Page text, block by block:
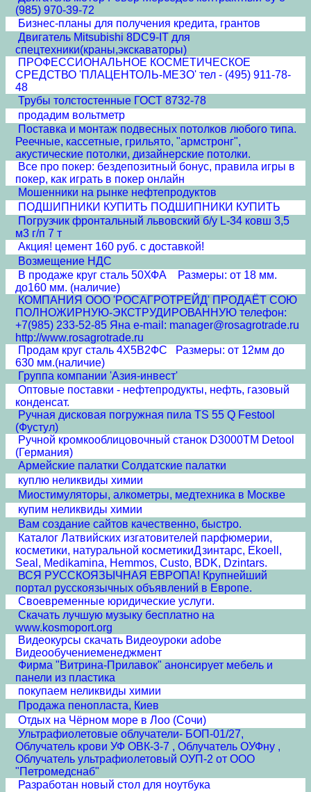
(985) 970-39-72
Бизнес-планы для получения кредита, грантов
Двигатель Mitsubishi 8DC9-IT для
спецтехники(краны,экскаваторы)
ПРОФЕССИОНАЛЬНОЕ КОСМЕТИЧЕСКОЕ
СРЕДСТВО 'ПЛАЦЕНТОЛЬ-МЕЗО' тел - (495) 911-78-
48
Трубы толстостенные ГОСТ 8732-78
продадим вольтметр
Поставка и монтаж подвесных потолков любого типа.
Реечные, кассетные, грильято, "армстронг",
акустические потолки, дизайнерские потолки.
Все про покер: бездепозитный бонус, правила игры в
покер, как играть в покер онлайн
Мошенники на рынке нефтепродуктов
ПОДШИПНИКИ КУПИТЬ ПОДШИПНИКИ КУПИТЬ
Погрузчик фронтальный львовский б/у L-34 ковш 3,5
м3 г/п 7 т
Акция! цемент 160 руб. с доставкой!
Возмещение НДС
В продаже круг сталь 50ХФА Размеры: от 18 мм.
до160 мм. (наличие)
КОМПАНИЯ ООО 'РОСАГРОТРЕЙД' ПРОДАЁТ СОЮ
ПОЛНОЖИРНУЮ-ЭКСТРУДИРОВАННУЮ телефон:
+7(985) 233-52-85 Яна e-mail: manager@rosagrotrade.ru
http://www.rosagrotrade.ru
Продам круг сталь 4Х5В2ФС Размеры: от 12мм до
630 мм.(наличие)
Группа компании 'Азия-инвест'
Оптовые поставки - нефтепродукты, нефть, газовый
конденсат.
Ручная дисковая погружная пила TS 55 Q Festool
(Фустул)
Ручной кромкооблицовочный станок D3000TM Detool
(Германия)
Армейские палатки Солдатские палатки
куплю неликвиды химии
Миостимуляторы, алкометры, медтехника в Москве
купим неликвиды химии
Вам создание сайтов качественно, быстро.
Каталог Латвийских изгатовителей парфюмерии,
косметики, натуральной косметикиДзинтарс, Ekoell,
Seal, Medikamina, Hemmos, Custo, BDK, Dzintars.
ВСЯ РУССКОЯЗЫЧНАЯ ЕВРОПА! Крупнейший
портал русскоязычных объявлений в Европе.
Своевременные юридические услуги.
Скачать лучшую музыку бесплатно на
www.kosmoport.org
Видеокурсы скачать Видеоуроки adobe
Видеообучениеменеджмент
Фирма "Витрина-Прилавок" анонсирует мебель и
панели из пластика
покупаем неликвиды химии
Продажа пенопласта, Киев
Отдых на Чёрном море в Лоо (Сочи)
Ультрафиолетовые облучатели- БОП-01/27,
Облучатель крови УФ ОВК-3-7 , Облучатель ОУФну ,
Облучатель ультрафиолетовый ОУП-2 от ООО
"Петромедснаб"
Разработан новый стол для ноутбука